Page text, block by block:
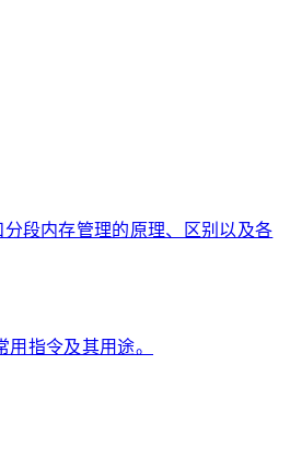
段内存管理的原理、区别以及各
指令及其用途。